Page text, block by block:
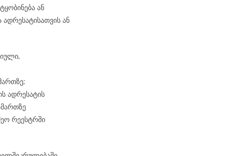
ან
ან
ადრესატის
რეესტრში